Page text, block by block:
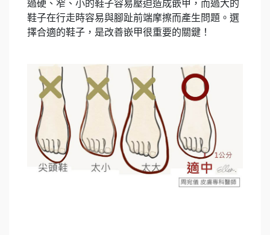
過硬、窄、小的鞋子容易壓迫造成嵌甲，而過大的
鞋子在行走時容易與腳趾前端摩擦而產生問題。選
擇合適的鞋子，是改善嵌甲很重要的關鍵！